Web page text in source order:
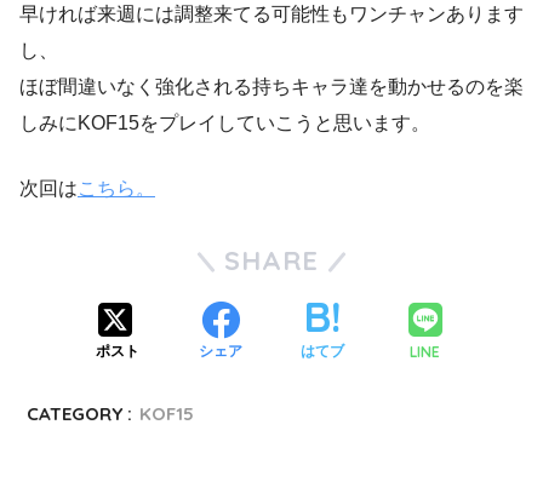
早ければ来週には調整来てる可能性もワンチャンあります
し、
ほぼ間違いなく強化される持ちキャラ達を動かせるのを楽
しみにKOF15をプレイしていこうと思います。
次回はこちら。
SHARE
ポスト シェア はてブ LINE
CATEGORY : KOF15